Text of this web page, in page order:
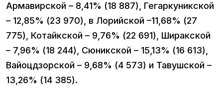
Армавирской – 8,41% (18 887), Гегаркуникской
– 12,85% (23 970), в Лорийской –11,68% (27
775), Котайкской – 9,76% (22 691), Ширакской
– 7,96% (18 244), Сюникской – 15,13% (16 613),
Вайоцдзорской – 9,68% (4 573) и Тавушской –
13,26% (14 385).